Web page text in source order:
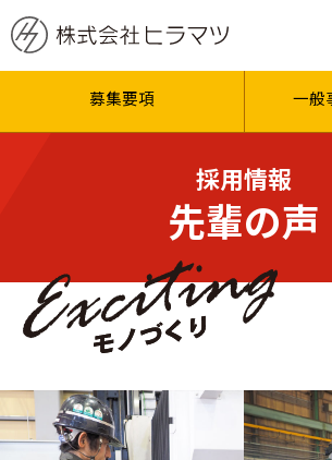
社長メッセージ
募集要項 一般
採用情報
先輩の声